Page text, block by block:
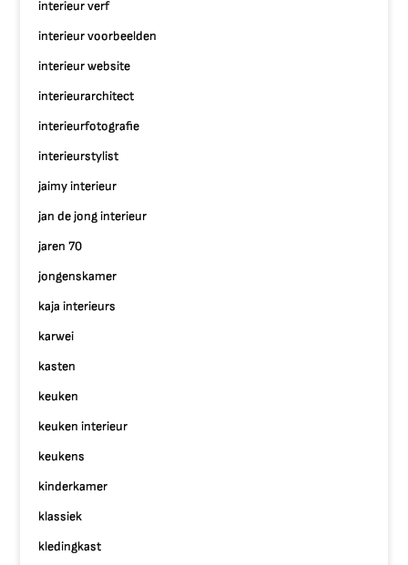
interieur verf
interieur voorbeelden
interieur website
interieurarchitect
interieurfotografie
interieurstylist
jaimy interieur
jan de jong interieur
jaren 70
jongenskamer
kaja interieurs
karwei
kasten
keuken
keuken interieur
keukens
kinderkamer
klassiek
kledingkast